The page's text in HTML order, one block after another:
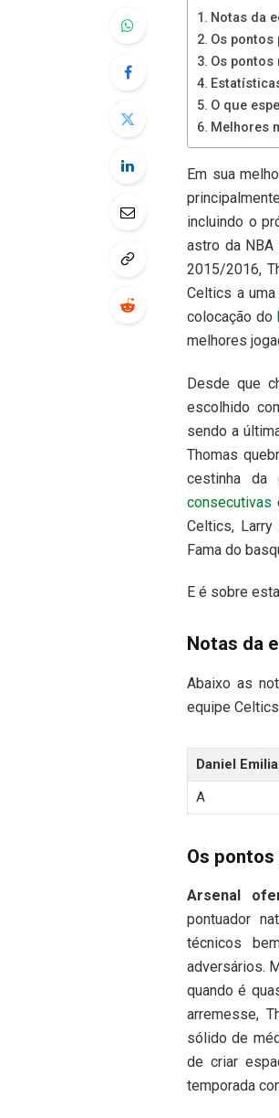
Notas da
Os pontos
Os pontos
O que
Melhores
Em sua
incluindo o
astro da
2015/2016,
Celtics a
colocação do
melhores
Desde que
escolhido
sendo a
Thomas
cestinha
consecutivas
Celtics,
Fama do
E é sobre
Notas da
Abaixo as
equipe
Daniel
A
Os
Arsenal
pontuador
técnicos
adversários.
quando é
arremesse,
sólido de
de criar
temporada